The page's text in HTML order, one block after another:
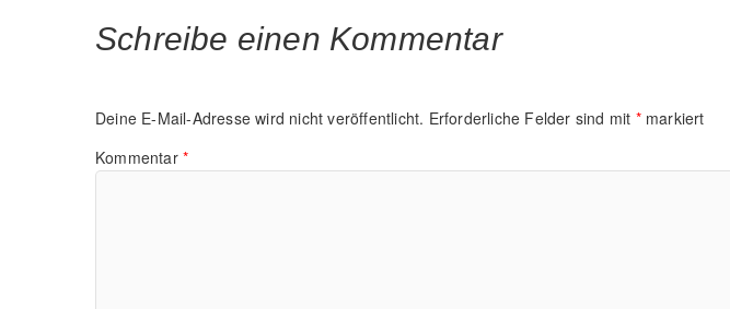
Schreibe einen Kommentar
Deine E-Mail-Adresse wird nicht veröffentlicht. Erforderliche Felder sind mit *markiert
Kommentar *